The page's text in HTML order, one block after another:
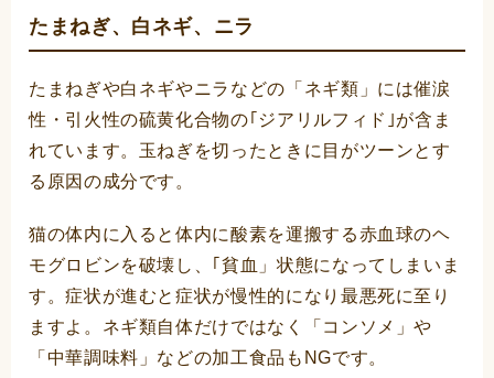
たまねぎ、白ネギ、ニラ
たまねぎや白ネギやニラなどの「ネギ類」には催涙
性・引火性の硫黄化合物の｢ジアリルフィド｣が含ま
れています。玉ねぎを切ったときに目がツーンとす
る原因の成分です。
猫の体内に入ると体内に酸素を運搬する赤血球のヘ
モグロビンを破壊し、｢貧血」状態になってしまいま
す。症状が進むと症状が慢性的になり最悪死に至り
ますよ。ネギ類自体だけではなく「コンソメ」や
「中華調味料」などの加工食品もNGです。